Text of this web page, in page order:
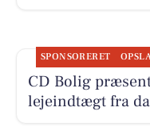
SPONSORERET
CD Bolig
lejeindtægt fra